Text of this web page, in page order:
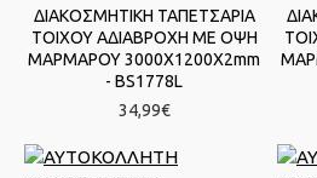
ΔΙΑΚΟΣΜΗΤΙΚΗ ΤΑΠΕΤΣΑΡΙΑ
ΤΟΙΧΟΥ ΑΔΙΑΒΡΟΧΗ ΜΕ ΟΨΗ
ΜΑΡΜΑΡΟΥ 3000Χ1200Χ2mm
- BS1778L
34,99€